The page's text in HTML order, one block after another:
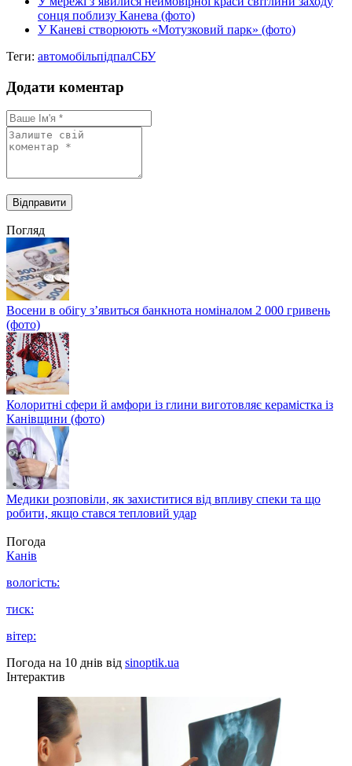
сонця поблизу Канева (фото)
У Каневі створюють «Мотузковий парк» (фото)
Теги: автомобільпідпалСБУ
Додати коментар
Погляд
Восени в обігу з’явиться банкнота номіналом 2 000 гривень
(фото)
Колоритні сфери й амфори із глини виготовляє керамістка із
Канівщини (фото)
Медики розповіли, як захиститися від впливу спеки та що
робити, якщо стався тепловий удар
Погода
Канів
вологість:
тиск:
вітер:
Погода на 10 днів від sinoptik.ua
Інтерактив